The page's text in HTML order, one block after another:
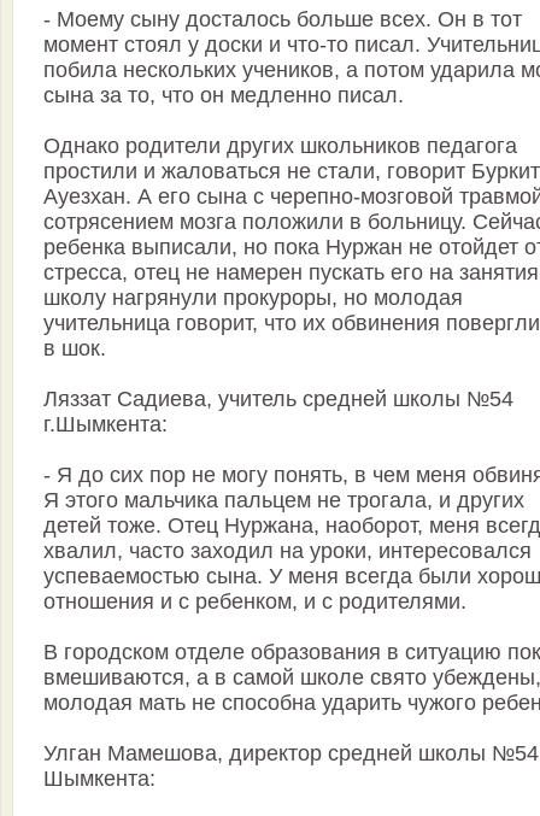
- Моему сыну досталось больше всех. Он в тот
момент стоял у доски и что-то писал.
побила нескольких учеников, а потом ударила
сына за то, что он медленно писал.
Однако родители других школьников педагога
простили и жаловаться не стали, говорит Буркит
Ауезхан. А его сына с черепно-мозговой
сотрясением мозга положили в больницу.
ребенка выписали, но пока Нуржан не отойдет
стресса, отец не намерен пускать его на
школу нагрянули прокуроры, но молодая
учительница говорит, что их обвинения
в шок.
Ляззат Садиева, учитель средней школы №54
г.Шымкента:
- Я до сих пор не могу понять, в чем меня
Я этого мальчика пальцем не трогала, и других
детей тоже. Отец Нуржана, наоборот, меня
хвалил, часто заходил на уроки, интересовался
успеваемостью сына. У меня всегда были
отношения и с ребенком, и с родителями.
В городском отделе образования в ситуацию
вмешиваются, а в самой школе свято
молодая мать не способна ударить чужого
Улган Мамешова, директор средней школы №54
Шымкента: